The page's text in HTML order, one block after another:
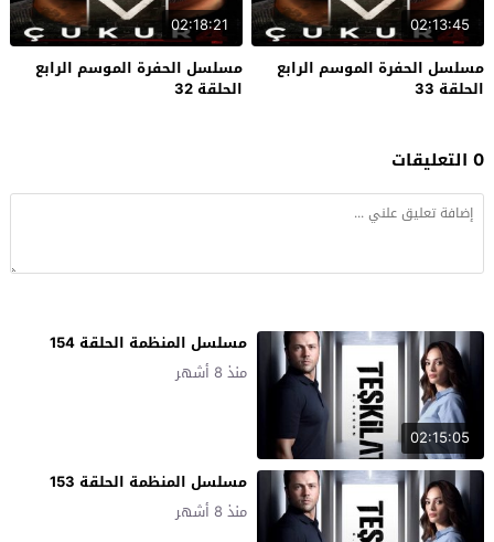
02:13:45
مسلسل الحفرة الموسم الرابع
الحلقة 33
02:18:21
مسلسل الحفرة الموسم الرابع
الحلقة 32
0 التعليقات
02:15:05
مسلسل المنظمة الحلقة 154
منذ 8 أشهر
مسلسل المنظمة الحلقة 153
منذ 8 أشهر